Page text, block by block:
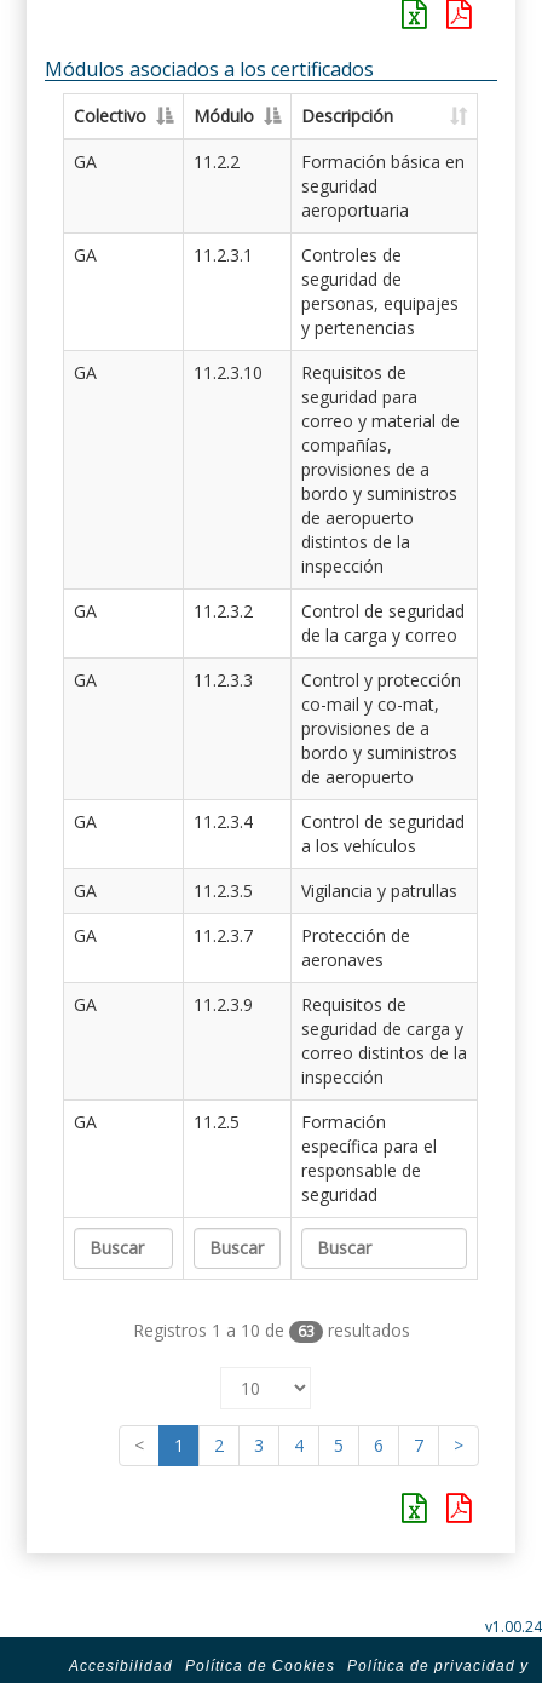
Módulos asociados a los certificados
Colectivo Módulo
Descripción
GA
11.2.2
Formación básica en
seguridad
aeroportuaria
GA
11.2.3.1
Controles de
seguridad de
personas, equipajes
y pertenencias
GA
11.2.3.10
Requisitos de
seguridad para
correo y material de
compañías,
provisiones de a
bordo y suministros
de aeropuerto
distintos de la
inspección
GA
11.2.3.2
Control de seguridad
de la carga y correo
GA
11.2.3.3
Control y protección
co-mail y co-mat,
provisiones de a
bordo y suministros
de aeropuerto
GA
11.2.3.4
Control de seguridad
a los vehículos
GA
11.2.3.5
Vigilancia y patrullas
GA
11.2.3.7
Protección de
aeronaves
GA
11.2.3.9
Requisitos de
seguridad de carga y
correo distintos de la
inspección
GA
11.2.5
Formación
específica para el
responsable de
seguridad
Registros 1 a 10 de 63 resultados
< 1 2 3 4 5 6 7 >
v1.00.24
Accesibilidad Política de Cookies
Política de privacidad y